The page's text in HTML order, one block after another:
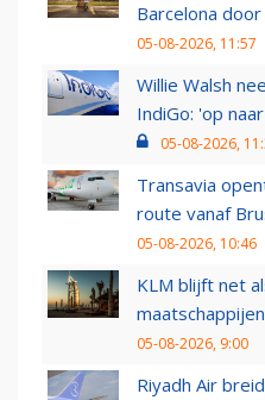
Barcelona
05-08-2026, 11:57
Willie Walsh
IndiGo: 'op
05-08-2026,
Transavia
route vanaf
05-08-2026, 10:46
KLM blijft net
05-08-2026, 9:00
Riyadh Air